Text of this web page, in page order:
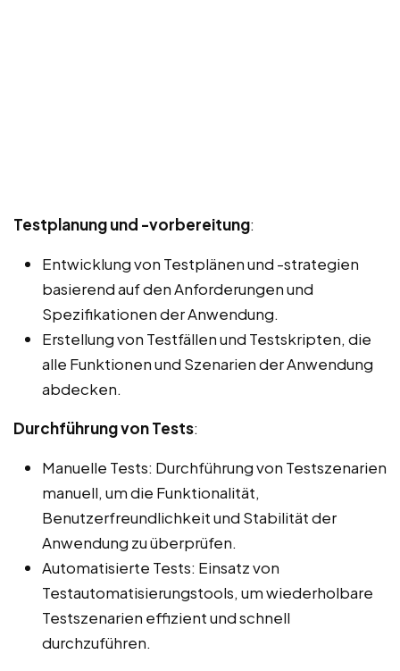
Testplanung und -vorbereitung:
Entwicklung von Testplänen und -strategien
basierend auf den Anforderungen und
Spezifikationen der Anwendung.
Erstellung von Testfällen und Testskripten, die
alle Funktionen und Szenarien der Anwendung
abdecken.
Durchführung von Tests:
Manuelle Tests: Durchführung von Testszenarien
manuell, um die Funktionalität,
Benutzerfreundlichkeit und Stabilität der
Anwendung zu überprüfen.
Automatisierte Tests: Einsatz von
Testautomatisierungstools, um wiederholbare
Testszenarien effizient und schnell
durchzuführen.